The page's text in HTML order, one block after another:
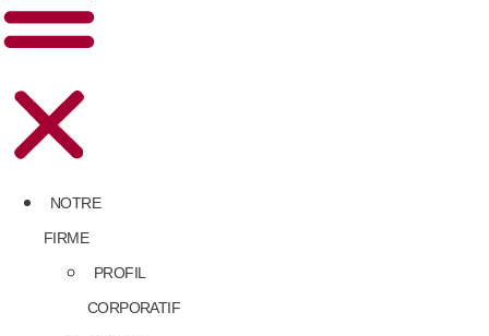
NOTRE
FIRME
PROFIL
CORPORATIF